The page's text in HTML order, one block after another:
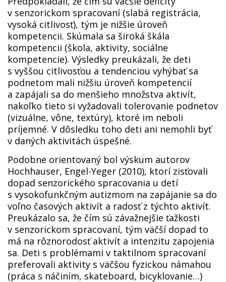
v senzorickom spracovaní (slabá registrácia,
vysoká citlivosť), tým je nižšie úroveň
kompetencii. Skúmala sa široká škála
kompetencii (škola, aktivity, sociálne
kompetencie). Výsledky preukázali, že deti
s vyššou citlivosťou a tendenciou vyhýbať sa
podnetom mali nižšiu úroveň kompetencií
a zapájali sa do menšieho množstva aktivít,
nakoľko tieto si vyžadovali tolerovanie podnetov
(vizuálne, vône, textúry), ktoré im neboli
príjemné. V dôsledku toho deti ani nemohli byť
v daných aktivitách úspešné.
Podobne orientovaný bol výskum autorov
Hochhauser, Engel-Yeger (2010), ktorí zisťovali
dopad senzorického spracovania u detí
s vysokofunkčným autizmom na zapájanie sa do
voľno časových aktivít a radosť z týchto aktivít.
Preukázalo sa, že čím sú závažnejšie ťažkosti
v senzorickom spracovaní, tým väčší dopad to
má na rôznorodosť aktivít a intenzitu zapojenia
sa. Deti s problémami v taktilnom spracovaní
preferovali aktivity s väčšou fyzickou námahou
(práca s náčiním, skateboard, bicyklovanie…)